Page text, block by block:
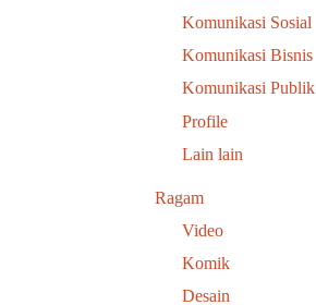
Komunikasi Sosial
Komunikasi Bisnis
Komunikasi Publik
Profile
Lain lain
Ragam
Video
Komik
Desain